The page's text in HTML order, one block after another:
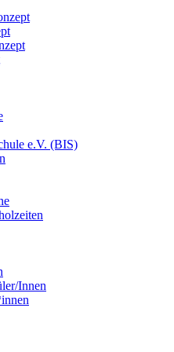
e.V. (BIS)
Innen